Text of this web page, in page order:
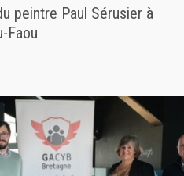
peintre Paul Sérusier à
Faou